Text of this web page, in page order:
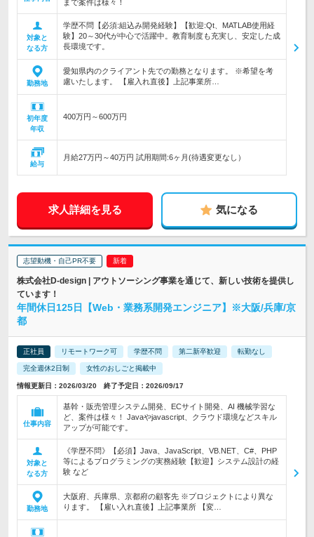
まで案件は様々！
対象と
なる方
学歴不問【必須:組込み開発経験】【歓迎:Qt、MATLAB使用経
験】20～30代が中心で活躍中。教育制度も充実し、安定した成
長環境です。
勤務地
愛知県内のクライアント先での勤務となります。 ※希望を考
慮いたします。 【雇入れ直後】上記事業所…
初年度
年収
400万円～600万円
給与
月給27万円～40万円 試用期間:6ヶ月(待遇変更なし）
求人詳細を見る 気になる
志望動機・自己PR不要
株式会社D-design | アウトソーシング事業を通じて、新しい技術を提供し
ています！
年間休日125日【Web・業務系開発エンジニア】※大阪/兵庫/京
都
正社員 リモートワーク可 学歴不問 第二新卒歓迎 転勤なし
完全週休2日制 女性のおしごと掲載中
情報更新日：2026/03/20 終了予定日：2026/09/17
仕事内容
基幹・販売管理システム開発、ECサイト開発、AI 機械学習な
ど、案件は様々！ Javaやjavascript、クラウド環境などスキル
アップが可能です。
対象と
なる方
《学歴不問》【必須】Java、JavaScript、VB.NET、C#、PHP
等によるプログラミングの実務経験【歓迎】システム設計の経
験 など
勤務地
大阪府、兵庫県、京都府の顧客先 ※プロジェクトにより異な
ります。 【雇い入れ直後】上記事業所 【変…